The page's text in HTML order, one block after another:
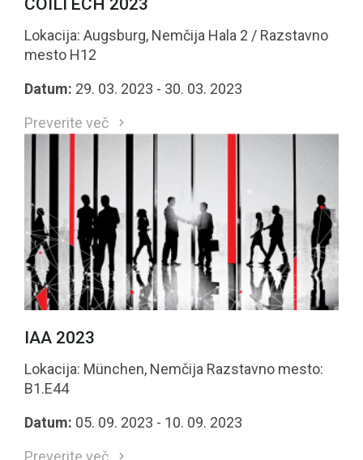
Lokacija: Augsburg, Nemčija Hala 2 / Razstavno
mesto H12
Datum:
29. 03. 2023 - 30. 03. 2023
Preverite več
IAA 2023
Lokacija: München, Nemčija Razstavno mesto:
B1.E44
Datum:
05. 09. 2023 - 10. 09. 2023
Preverite več